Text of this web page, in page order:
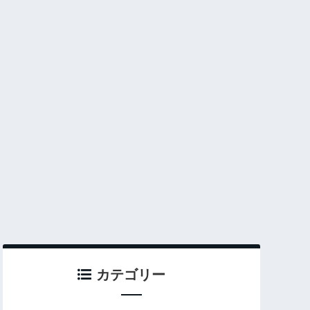
カテゴリー